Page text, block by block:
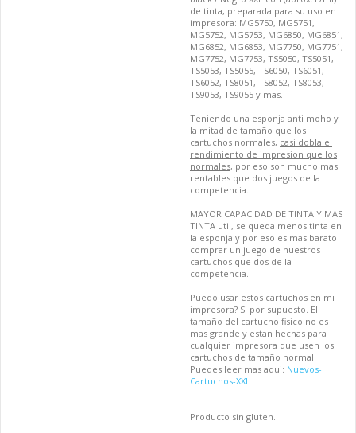
de tinta, preparada para su uso en
impresora: MG5750, MG5751,
MG5752, MG5753, MG6850, MG6851,
MG6852, MG6853, MG7750, MG7751,
MG7752, MG7753, TS5050, TS5051,
TS5053, TS5055, TS6050, TS6051,
TS6052, TS8051, TS8052, TS8053,
TS9053, TS9055 y mas.
Teniendo una esponja anti moho y
la mitad de tamaño que los
cartuchos normales, casi dobla el
rendimiento de impresion que los
normales, por eso son mucho mas
rentables que dos juegos de la
competencia.
MAYOR CAPACIDAD DE TINTA Y MAS
TINTA util, se queda menos tinta en
la esponja y por eso es mas barato
comprar un juego de nuestros
cartuchos que dos de la
competencia.
Puedo usar estos cartuchos en mi
impresora? Si por supuesto. El
tamaño del cartucho fisico no es
mas grande y estan hechas para
cualquier impresora que usen los
cartuchos de tamaño normal.
Puedes leer mas aqui: Nuevos-
Cartuchos-XXL
Producto sin gluten.